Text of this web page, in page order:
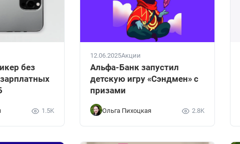
без
1.5K
12.06.2025Акции
Альфа-Банк запустил
детскую игру «Сэндмен» с
призами
Ольга Пихоцкая 2.8K